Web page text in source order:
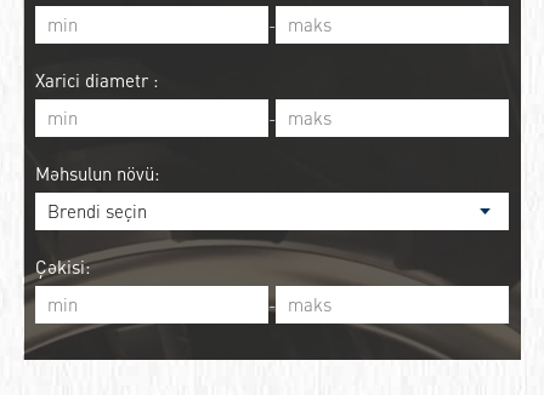
-
Xarici diametr :
-
Məhsulun növü:
Çəkisi:
-